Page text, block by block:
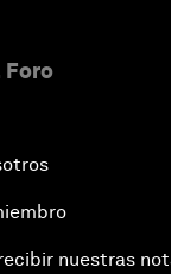
Foro
nuestras